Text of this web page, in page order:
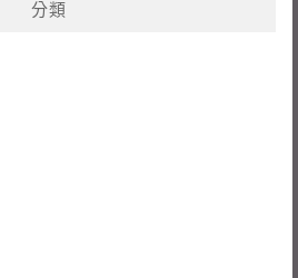
分類